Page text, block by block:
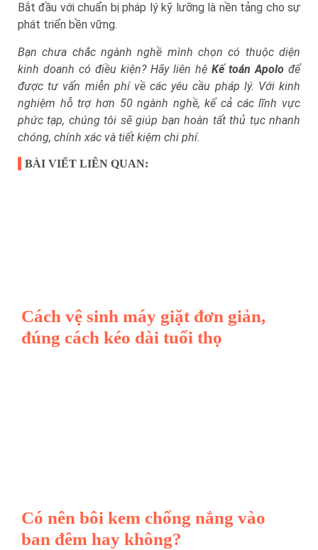
Bắt đầu với chuẩn bị pháp lý kỹ lưỡng là nền tảng cho sự
phát triển bền vững.
Bạn chưa chắc ngành nghề mình chọn có thuộc diện
kinh doanh có điều kiện? Hãy liên hệ Kế toán Apolo để
được tư vấn miễn phí về các yêu cầu pháp lý. Với kinh
nghiệm hỗ trợ hơn 50 ngành nghề, kể cả các lĩnh vực
phức tạp, chúng tôi sẽ giúp bạn hoàn tất thủ tục nhanh
chóng, chính xác và tiết kiệm chi phí.
BÀI VIẾT LIÊN QUAN:
Cách vệ sinh máy giặt đơn giản,
đúng cách kéo dài tuổi thọ
Có nên bôi kem chống nắng vào
ban đêm hay không?